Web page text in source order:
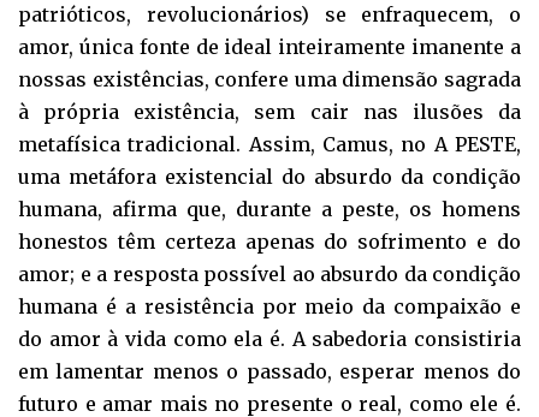
patrióticos, revolucionários) se enfraquecem, o
amor, única fonte de ideal inteiramente imanente a
nossas existências, confere uma dimensão sagrada
à própria existência, sem cair nas ilusões da
metafísica tradicional. Assim, Camus, no A PESTE,
uma metáfora existencial do absurdo da condição
humana, afirma que, durante a peste, os homens
honestos têm certeza apenas do sofrimento e do
amor; e a resposta possível ao absurdo da condição
humana é a resistência por meio da compaixão e
do amor à vida como ela é. A sabedoria consistiria
em lamentar menos o passado, esperar menos do
futuro e amar mais no presente o real, como ele é.